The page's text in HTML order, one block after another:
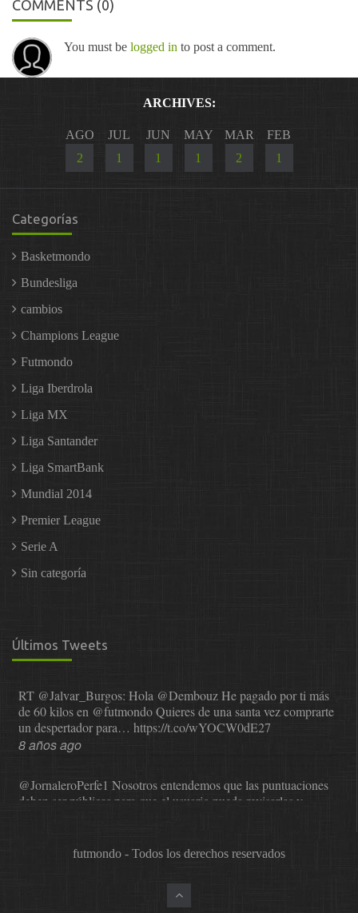
COMMENTS (0)
You must be logged in to post a comment.
ARCHIVES:
AGO
2
JUL
1
JUN
1
MAY
1
MAR
2
FEB
1
Categorías
Basketmondo
Bundesliga
cambios
Champions League
Futmondo
Liga Iberdrola
Liga MX
Liga Santander
Liga SmartBank
Mundial 2014
Premier League
Serie A
Sin categoría
Últimos Tweets
RT @Jalvar_Burgos: Hola @DembouzHe pagado por ti más
de 60 kilos en @futmondoQuieres de una santa vez comprarte
un despertador para… https://t.co/wYOCW0dE27
8 años ago
@JornaleroPerfe1 Nosotros entendemos que las puntuaciones
deben ser públicas para que el usuario pueda revisarlas y…
de valorar, se probó a Cope en el mundial. La satisfacción…
futmondo - Todos los derechos reservados